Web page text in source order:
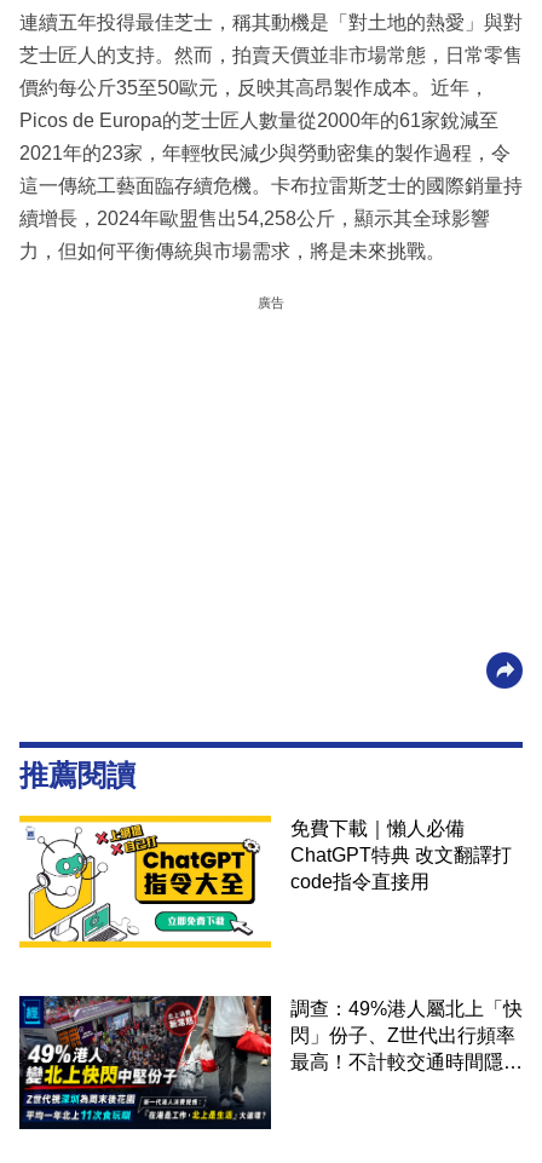
連續五年投得最佳芝士，稱其動機是「對土地的熱愛」與對
芝士匠人的支持。然而，拍賣天價並非市場常態，日常零售
價約每公斤35至50歐元，反映其高昂製作成本。近年，
Picos de Europa的芝士匠人數量從2000年的61家銳減至
2021年的23家，年輕牧民減少與勞動密集的製作過程，令
這一傳統工藝面臨存續危機。卡布拉雷斯芝士的國際銷量持
續增長，2024年歐盟售出54,258公斤，顯示其全球影響
力，但如何平衡傳統與市場需求，將是未來挑戰。
廣告
推薦閱讀
免費下載｜懶人必備
ChatGPT特典 改文翻譯打
code指令直接用
調查：49%港人屬北上「快
閃」份子、Z世代出行頻率
最高！不計較交通時間隱形